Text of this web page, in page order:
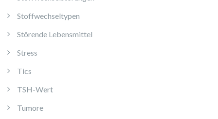
Stoffwechseltypen
Störende Lebensmittel
Stress
Tics
TSH-Wert
Tumore